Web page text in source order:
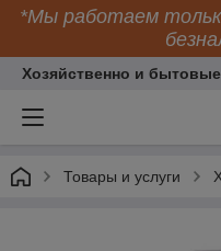
*Мы работаем
Хозяйственно и
Товары и услуги